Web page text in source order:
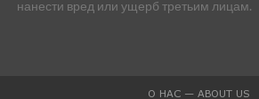
нанести вред или ущерб третьим лицам.
О НАС — ABOUT US